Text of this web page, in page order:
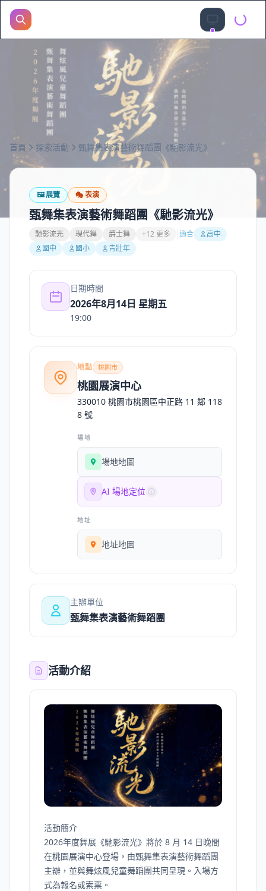
首頁 探索活動 甄舞集表演藝術舞蹈團《馳影流光》
🖼️展覽 🎭表演
甄舞集表演藝術舞蹈團《馳影流光》
馳影流光 現代舞 爵士舞 +12 更多 適合
高中
國中
國小 青壯年
日期時間
2026年8月14日 星期五
19:00
地點 桃園市
桃園展演中心
330010 桃園市桃園區中正路 11 鄰 118
8 號
場地
場地地圖
AI 場地定位
地址
地址地圖
主辦單位
甄舞集表演藝術舞蹈團
活動介紹
活動簡介
2026年度舞展《馳影流光》將於 8 月 14 日晚間
在桃園展演中心登場，由甄舞集表演藝術舞蹈團
主辦，並與舞炫風兒童舞蹈團共同呈現。入場方
式為報名或索票。